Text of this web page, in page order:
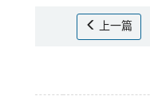
上一篇